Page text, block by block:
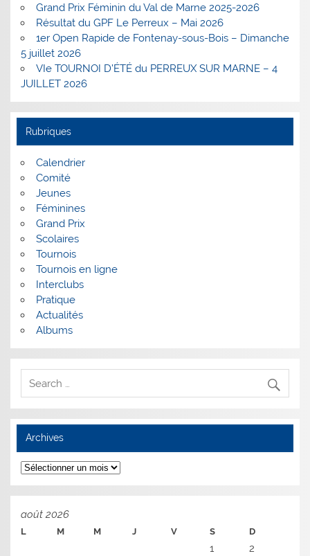
Grand Prix Féminin du Val de Marne 2025-2026
Résultat du GPF Le Perreux – Mai 2026
1er Open Rapide de Fontenay-sous-Bois – Dimanche
5 juillet 2026
VIe TOURNOI D’ÉTÉ du PERREUX SUR MARNE – 4
JUILLET 2026
Rubriques
Calendrier
Comité
Jeunes
Féminines
Grand Prix
Scolaires
Tournois
Tournois en ligne
Interclubs
Pratique
Actualités
Albums
Archives
Archives
août 2026
L M M J V S D
1
2